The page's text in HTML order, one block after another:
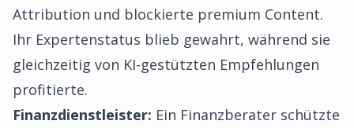
Attribution und blockierte premium Content.
Ihr Expertenstatus blieb gewahrt, während sie
gleichzeitig von KI-gestützten Empfehlungen
profitierte.
Finanzdienstleister: Ein Finanzberater schützte